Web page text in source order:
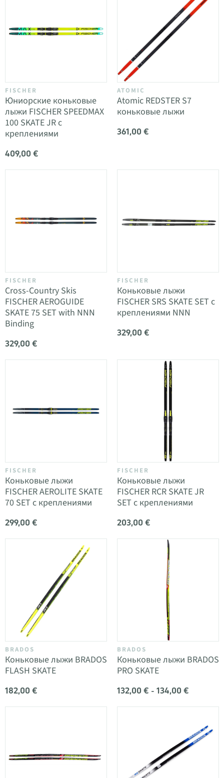
FISCHER
Юниорские коньковые
лыжи FISCHER SPEEDMAX
100 SKATE JR с
креплениями
409,00 €
ATOMIC
Atomic REDSTER S7
коньковые лыжи
361,00 €
FISCHER
Cross-Country Skis
FISCHER AEROGUIDE
SKATE 75 SET with NNN
Binding
329,00 €
FISCHER
Коньковые лыжи
FISCHER SRS SKATE SET с
креплениями NNN
329,00 €
FISCHER
Коньковые лыжи
FISCHER AEROLITE SKATE
70 SET с креплениями
299,00 €
FISCHER
Коньковые лыжи
FISCHER RCR SKATE JR
SET с креплениями
203,00 €
BRADOS
Коньковые лыжи BRADOS
FLASH SKATE
182,00 €
BRADOS
Коньковые лыжи BRADOS
PRO SKATE
132,00 € - 134,00 €